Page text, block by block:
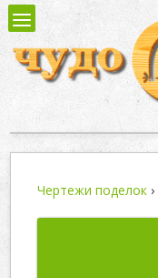
Чертежи поделок ›